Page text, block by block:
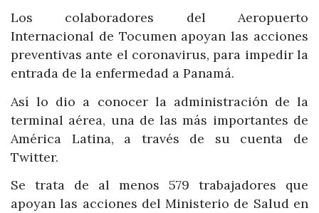
Los colaboradores del Aeropuerto
Internacional de Tocumen apoyan las acciones
preventivas ante el coronavirus, para impedir la
entrada de la enfermedad a Panamá.
Así lo dio a conocer la administración de la
terminal aérea, una de las más importantes de
América Latina, a través de su cuenta de
Twitter.
Se trata de al menos 579 trabajadores que
apoyan las acciones del Ministerio de Salud en